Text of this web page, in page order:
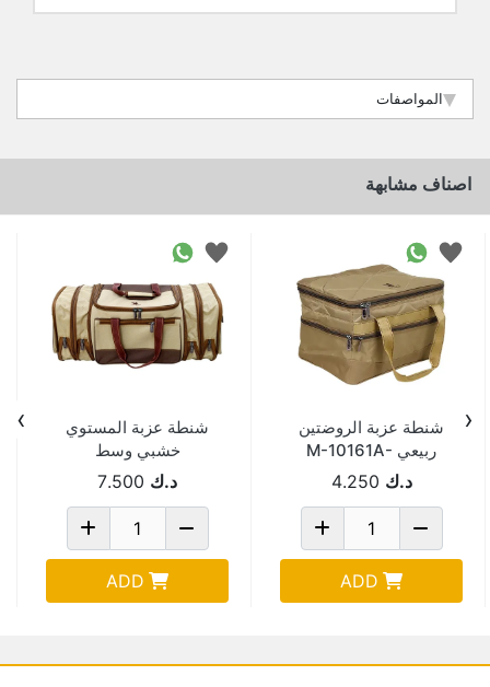
المواصفات
اصناف مشابهة
شنطة عزبة الروضتين
ربيعي M-10161A-
39*27*25CM
د.ك 4.250
ADD
شنطة عزبة المستوي
خشبي وسط
26*30*45-
1065DNC
د.ك 7.500
ADD
‹
›